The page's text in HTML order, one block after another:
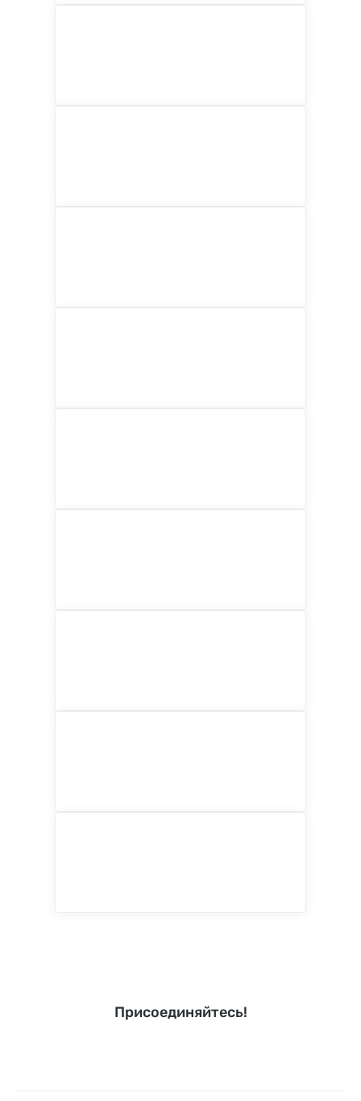
Присоединяйтесь!